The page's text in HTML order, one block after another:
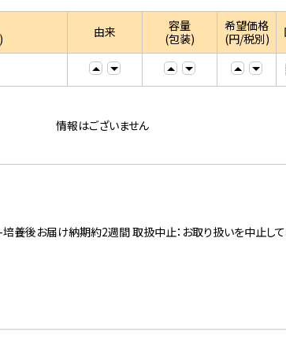
由来
容量
(包装)
希望価格
(円/税別)
情報はございません
後お届け納期約2週間 取扱中止：お取り扱いを中止して